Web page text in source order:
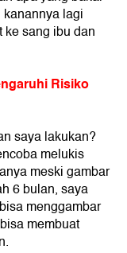
lagi
ke sang ibu dan
Risiko
saya lakukan?
melukis
meski gambar
6 bulan, saya
menggambar
membuat